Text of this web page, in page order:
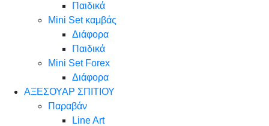
Παιδικά
Mini Set καμβάς
Διάφορα
Παιδικά
Mini Set Forex
Διάφορα
ΑΞΕΣΟΥΑΡ ΣΠΙΤΙΟΥ
Παραβάν
Line Art